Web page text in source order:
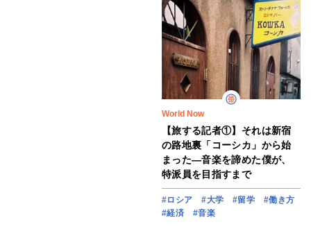
World Now
【旅する記者①】それは新宿
の路地裏「コーシカ」から始
まった―音楽を諦めた僕が、
特派員を目指すまで
#ロシア #大学 #留学
#働き方
#経済
#音楽